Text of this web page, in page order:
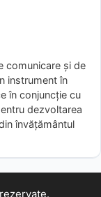
comunicare și de
instrument în
în conjuncție cu
dezvoltarea
învățământul